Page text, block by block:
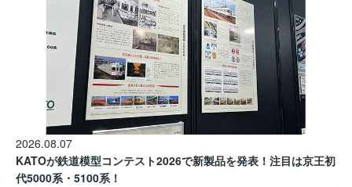
2026.08.07
KATOが鉄道模型コンテスト2026で新製品を発表！注目は京王初
代5000系・5100系！